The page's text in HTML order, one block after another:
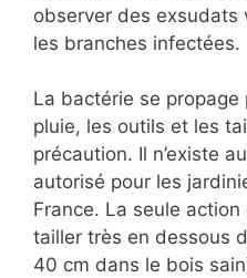
observer des exsudats
les branches infectées.
La bactérie se propage
pluie, les outils et les
précaution. Il n’existe
autorisé pour les
France. La seule
tailler très en dessous
40 cm dans le bois